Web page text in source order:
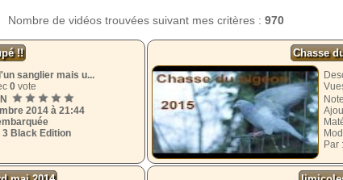
Nombre de vidéos trouvées suivant mes critères : 970
!!
sanglier mais u...
0 vote
2014 à 21:44
3 Black Edition
Chasse
Par :